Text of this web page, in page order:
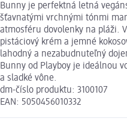
Bunny je perfektná letná
šťavnatými vrchnými tónmi
atmosféru dovolenky na pláži.
pistáciový krém a jemné
lahodný a nezabudnuteľný
Bunny od Playboy je ideálnou
a sladké vône.
dm-číslo produktu: 3100107
EAN: 5050456010332